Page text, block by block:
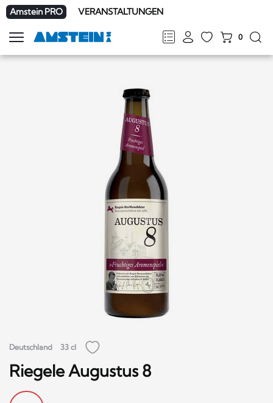
Amstein PRO VERANSTALTUNGEN
FRDEENIT
0
Navigation
zeigen
Deutschland 33 cl
Riegele Augustus 8